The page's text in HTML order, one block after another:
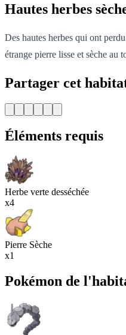
Hautes herbes
Des hautes herbes qui ont
étrange pierre lisse et sèche au
Partager cet
Éléments requis
Herbe verte desséchée
x4
Pierre Sèche
x1
Pokémon de